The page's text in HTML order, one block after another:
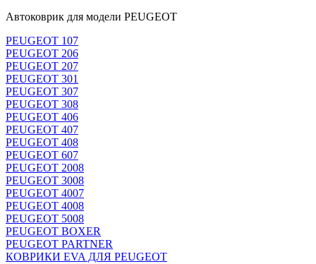
Автоковрик для модели PEUGEOT
PEUGEOT 107
PEUGEOT 206
PEUGEOT 207
PEUGEOT 301
PEUGEOT 307
PEUGEOT 308
PEUGEOT 406
PEUGEOT 407
PEUGEOT 408
PEUGEOT 607
PEUGEOT 2008
PEUGEOT 3008
PEUGEOT 4007
PEUGEOT 4008
PEUGEOT 5008
PEUGEOT BOXER
PEUGEOT PARTNER
КОВРИКИ EVA ДЛЯ PEUGEOT